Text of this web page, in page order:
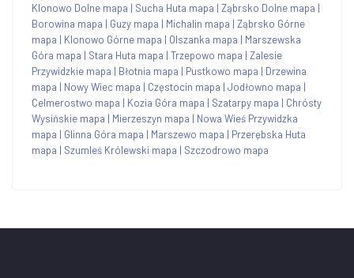
Klonowo Dolne mapa | Sucha Huta mapa | Ząbrsko Dolne mapa |
Borowina mapa | Guzy mapa | Michalin mapa | Ząbrsko Górne
mapa | Klonowo Górne mapa | Olszanka mapa | Marszewska
Góra mapa | Stara Huta mapa | Trzepowo mapa | Zalesie
Przywidzkie mapa | Błotnia mapa | Pustkowo mapa | Drzewina
mapa | Nowy Wiec mapa | Częstocin mapa | Jodłowno mapa |
Celmerostwo mapa | Kozia Góra mapa | Szatarpy mapa | Chrósty
Wysińskie mapa | Mierzeszyn mapa | Nowa Wieś Przywidzka
mapa | Glinna Góra mapa | Marszewo mapa | Przerębska Huta
mapa | Szumleś Królewski mapa | Szczodrowo mapa